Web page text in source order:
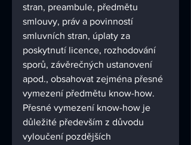
stran, preambule, předmětu
smlouvy, práv a povinností
smluvních stran, úplaty za
poskytnutí licence, rozhodování
sporů, závěrečných ustanovení
apod., obsahovat zejména přesné
vymezení předmětu know-how.
Přesné vymezení know-how je
důležité především z důvodu
vyloučení pozdějších